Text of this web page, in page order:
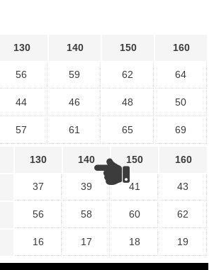
130 140 150 160
56 59 62 64
44 46 48 50
57 61 65 69
130 140 150 160
37 39 41 43
56 58 60 62
16 17 18 19